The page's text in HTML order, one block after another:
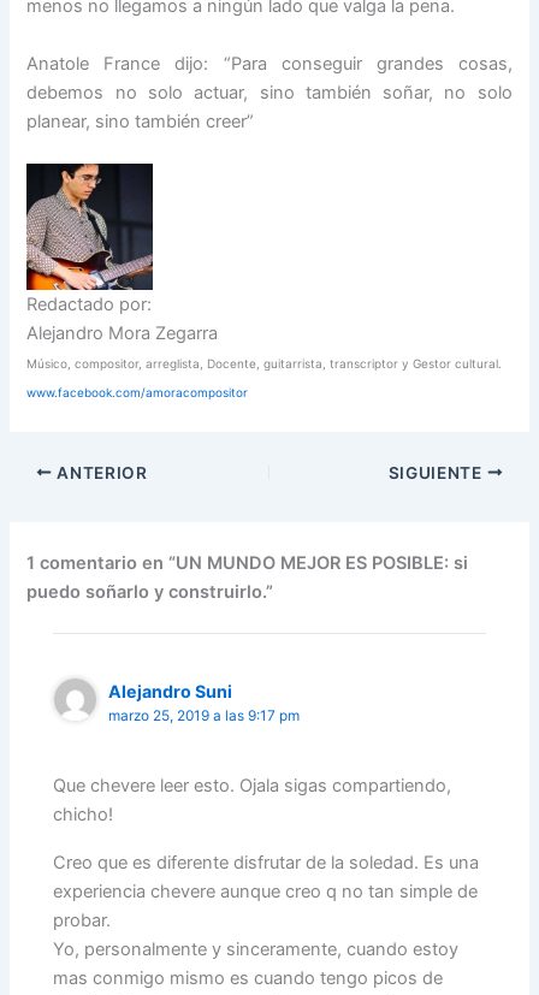
menos no llegamos a ningún lado que valga la pena.
Anatole France dijo: “Para conseguir grandes cosas,
debemos no solo actuar, sino también soñar, no solo
planear, sino también creer”
Redactado por:
Alejandro Mora Zegarra
Músico, compositor, arreglista, Docente, guitarrista, transcriptory Gestor cultural.
www.facebook.com/amoracompositor
ANTERIOR SIGUIENTE
1 comentario en “UN MUNDO MEJOR ES POSIBLE: si
puedo soñarlo y construirlo.”
Alejandro Suni
marzo 25, 2019 a las 9:17 pm
Que chevere leer esto. Ojala sigas compartiendo,
chicho!
Creo que es diferente disfrutar de la soledad. Es una
experiencia chevere aunque creo q no tan simple de
probar.
Yo, personalmente y sinceramente, cuando estoy
mas conmigo mismo es cuando tengo picos de